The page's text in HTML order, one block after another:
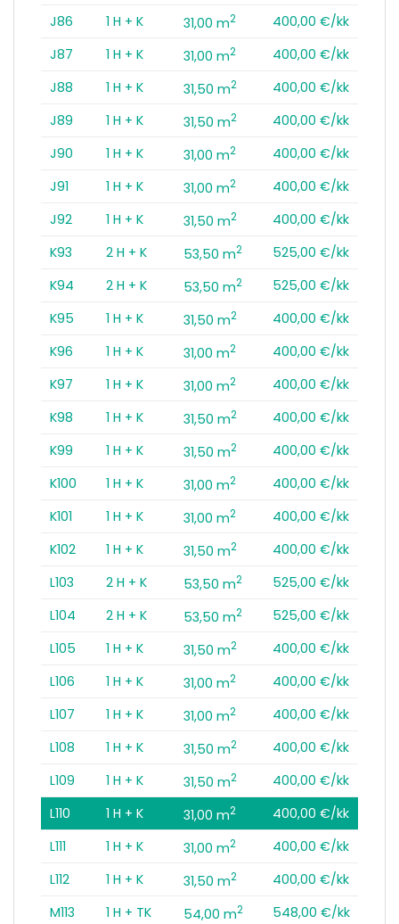
J86
1 H + K 31,00 m2
400,00 €/kk
J87
1 H + K 31,00 m2
400,00 €/kk
J88
1 H + K 31,50 m2
400,00 €/kk
J89
1 H + K 31,50 m2
400,00 €/kk
J90
1 H + K 31,00 m2
400,00 €/kk
J91
1 H + K 31,00 m2
400,00 €/kk
J92
1 H + K 31,50 m2
400,00 €/kk
K93
2 H + K 53,50 m2
525,00 €/kk
K94
2 H + K 53,50 m2
525,00 €/kk
K95
1 H + K 31,50 m2
400,00 €/kk
K96
1 H + K 31,00 m2
400,00 €/kk
K97
1 H + K 31,00 m2
400,00 €/kk
K98
1 H + K 31,50 m2
400,00 €/kk
K99
1 H + K 31,50 m2
400,00 €/kk
K100
1 H + K 31,00 m2
400,00 €/kk
K101
1 H + K 31,00 m2
400,00 €/kk
K102
1 H + K 31,50 m2
400,00 €/kk
L103
2 H + K 53,50 m2
525,00 €/kk
L104
2 H + K 53,50 m2
525,00 €/kk
L105
1 H + K 31,50 m2
400,00 €/kk
L106
1 H + K 31,00 m2
400,00 €/kk
L107
1 H + K 31,00 m2
400,00 €/kk
L108
1 H + K 31,50 m2
400,00 €/kk
L109
1 H + K 31,50 m2
400,00 €/kk
L110
1 H + K 31,00 m2
400,00 €/kk
L111
1 H + K 31,00 m2
400,00 €/kk
L112
1 H + K 31,50 m2
400,00 €/kk
M113
1 H + TK 54,00 m2
548,00 €/kk